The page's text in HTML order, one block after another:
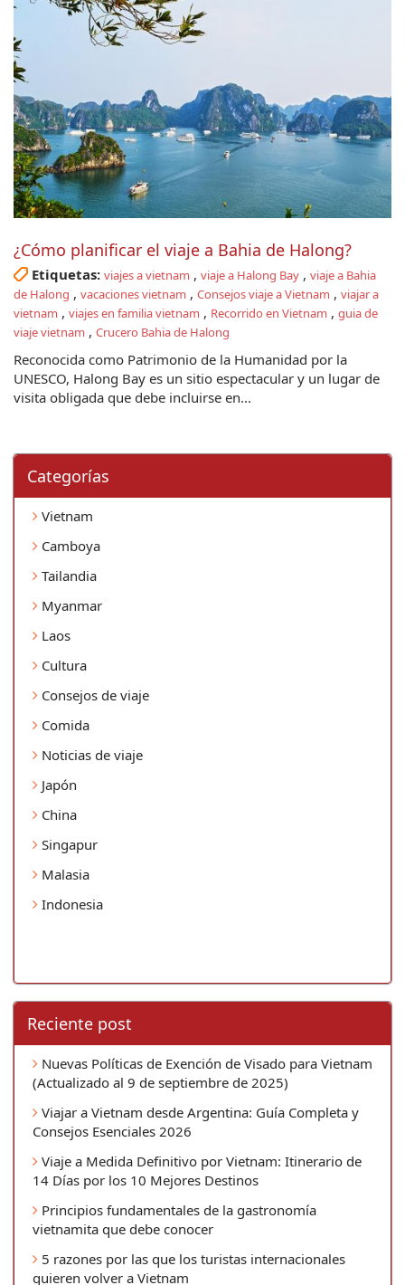
¿Cómo planificar el viaje a Bahia de Halong?
Etiquetas: viajes a vietnam , viaje a Halong Bay , viaje a Bahia
de Halong , vacaciones vietnam , Consejos viaje a Vietnam , viajar a
vietnam , viajes en familia vietnam , Recorrido en Vietnam , guia de
viaje vietnam , Crucero Bahia de Halong
Reconocida como Patrimonio de la Humanidad por la
UNESCO, Halong Bay es un sitio espectacular y un lugar de
visita obligada que debe incluirse en...
Categorí­as
Vietnam
Camboya
Tailandia
Myanmar
Laos
Cultura
Consejos de viaje
Comida
Noticias de viaje
Japón
China
Singapur
Malasia
Indonesia
Reciente post
Nuevas Políticas de Exención de Visado para Vietnam
(Actualizado al 9 de septiembre de 2025)
Viajar a Vietnam desde Argentina: Guía Completa y
Consejos Esenciales 2026
Viaje a Medida Definitivo por Vietnam: Itinerario de
14 Días por los 10 Mejores Destinos
Principios fundamentales de la gastronomía
vietnamita que debe conocer
5 razones por las que los turistas internacionales
quieren volver a Vietnam